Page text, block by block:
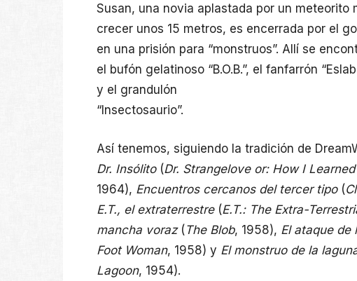
Susan, una novia aplastada por un meteorito
crecer unos 15 metros, es encerrada por el
en una prisión para “monstruos”. Allí se
el bufón gelatinoso “B.O.B.”, el fanfarrón
y el grandulón
“Insectosaurio”.
Así tenemos, siguiendo la tradición de
Dr. Insólito(Dr. Strangelove or: How I
1964), Encuentros cercanos del tercer tipo(
E.T., el extraterrestre(E.T.: The Extra-
mancha voraz(The Blob, 1958), El ataque de
Foot Woman, 1958) y El monstruo de la
Lagoon, 1954).